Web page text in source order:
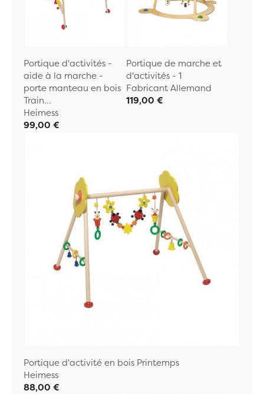
Portique d'activités -
aide à la marche -
porte manteau en bois
Train...
Heimess
99,00 €
Portique de marche et
d'activités - 1
Fabricant Allemand
119,00 €
Portique d'activité en bois Printemps
Heimess
88,00 €